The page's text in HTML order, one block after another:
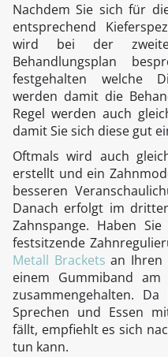
Nachdem Sie sich für
entsprechend
wird bei der
Behandlungsplan
festgehalten welche
werden damit die
Regel werden auch
damit Sie sich diese gut
Oftmals wird auch
erstellt und ein
besseren
Danach erfolgt im
Zahnspange. Haben
festsitzende
Metall Brackets an Ihren
einem Gummiband
zusammengehalten.
Sprechen und Essen
fällt, empfiehlt es sich
tun kann.